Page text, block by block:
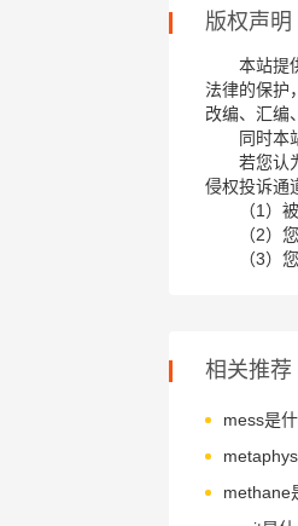
版权声明
本站提
法律的保护
改编、汇编
同时本
若您认
侵权投诉通
（1）
（2）
（3）
相关推荐
mess是